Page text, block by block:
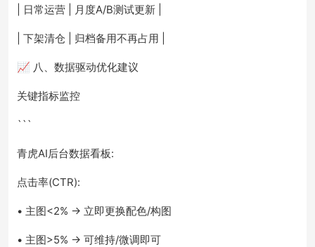
| 日常运营 | 月度A/B测试更新 |
| 下架清仓 | 归档备用不再占用 |
📈 八、数据驱动优化建议
关键指标监控
```
青虎AI后台数据看板:
点击率(CTR):
• 主图<2% → 立即更换配色/构图
• 主图>5% → 可维持/微调即可